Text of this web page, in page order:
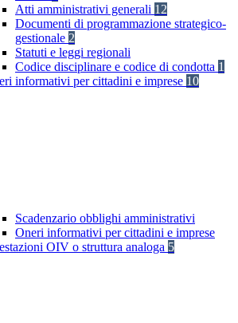
Atti amministrativi generali 12
Documenti di programmazione strategico-
gestionale 2
Statuti e leggi regionali
Codice disciplinare e codice di condotta 1
informativi per cittadini e imprese 10
Scadenzario obblighi amministrativi
Oneri informativi per cittadini e imprese
OIV o struttura analoga 5